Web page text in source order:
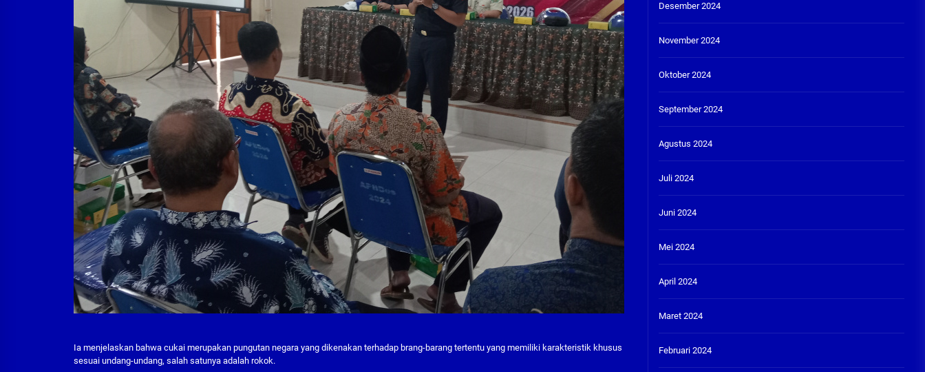
Ia menjelaskan bahwa cukai merupakan pungutan negara yang dikenakan terhadap brang-barang tertentu yang memiliki karakteristik khusus
sesuai undang-undang, salah satunya adalah rokok.
Desember 2024
November 2024
Oktober 2024
September 2024
Agustus 2024
Juli 2024
Juni 2024
Mei 2024
April 2024
Maret 2024
Februari 2024